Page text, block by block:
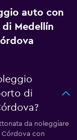
auto con
Medellín
di
da noleggiare
Córdova con